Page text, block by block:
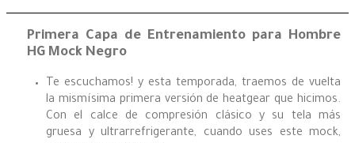
Primera Capa de Entrenamiento para Hombre
HG Mock Negro
Te escuchamos! y esta temporada, traemos de vuelta
la mismísima primera versión de heatgear que hicimos.
Con el calce de compresión clásico y su tela más
gruesa y ultrarrefrigerante, cuando uses este mock,